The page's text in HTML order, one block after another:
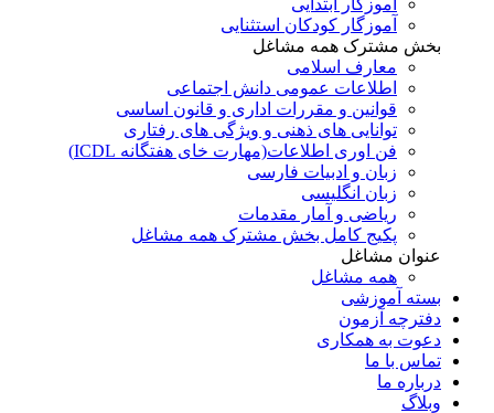
آموزگار کودکان استثنایی
بخش مشترک همه مشاغل
معارف اسلامی
اطلاعات عمومی دانش اجتماعی
قوانین و مقررات اداری و قانون اساسی
توانایی های ذهنی و ویژگی های رفتاری
فن اوری اطلاعات(مهارت خای هفتگانه ICDL)
زبان و ادبیات فارسی
زبان انگلیسی
ریاضی و آمار مقدمات
پکیج کامل بخش مشترک همه مشاغل
عنوان مشاغل
همه مشاغل
بسته آموزشی
دفترچه آزمون
دعوت به همکاری
تماس با ما
درباره ما
وبلاگ